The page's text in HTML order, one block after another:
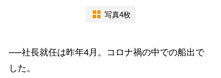
写真4枚
──社長就任は昨年4月。コロナ禍の中での船出で
した。